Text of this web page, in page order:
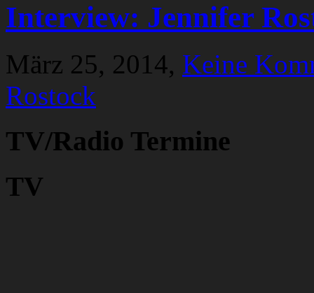
Interview: Jennifer
März 25, 2014, Keine
Rostock
TV/Radio Termine
TV